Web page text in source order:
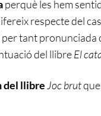
perquè les hem
respecte del
tant pronunciada
del llibreEl
del llibreJoc brut